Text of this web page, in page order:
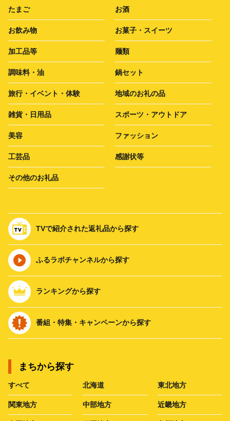
たまご お酒
お飲み物 お菓子・スイーツ
加工品等 麺類
調味料・油 鍋セット
旅行・イベント・体験 地域のお礼の品
雑貨・日用品 スポーツ・アウトドア
美容 ファッション
工芸品 感謝状等
その他のお礼品
TVで紹介された返礼品から探す
ふるラボチャンネルから探す
ランキングから探す
番組・特集・キャンペーンから探す
まちから探す
すべて 北海道 東北地方
関東地方 中部地方 近畿地方